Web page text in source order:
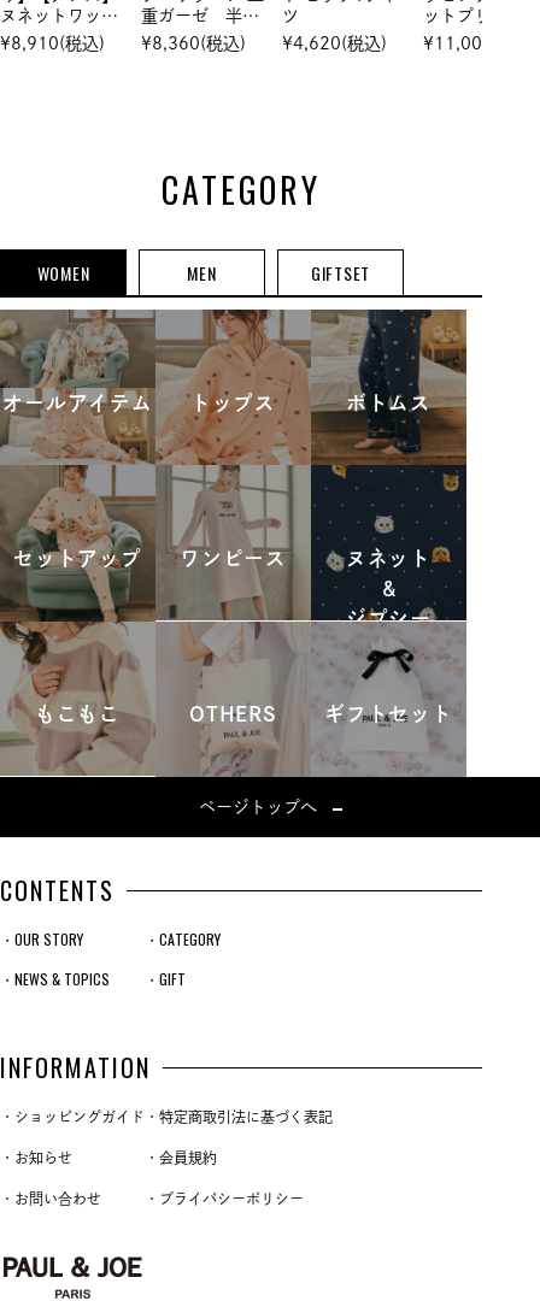
ヌネットワッペ
ン トップス＆
ハーフパンツ
¥8,910(税込)
重ガーゼ 半袖
＆長ズボンセッ
トアップ
¥8,360(税込)
ツ
¥4,620(税込)
ットプリント
綿レーヨンサテ
ン 半袖ショー
¥ 11,000
CATEGORY
WOMEN MEN GIFTSET
オールアイテム トップス ボトムス
セットアップ ワンピース
ヌネット
&
ジプシー
もこもこ OTHERS ギフトセット
ページトップへ
CONTENTS
・OUR STORY
・NEWS & TOPICS
・CATEGORY
・GIFT
INFORMATION
・ショッピングガイド
・お知らせ
・お問い合わせ
・特定商取引法に基づく表記
・会員規約
・プライバシーポリシー